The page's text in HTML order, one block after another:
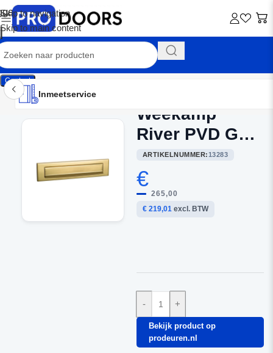
Skip to navigation
Skip to main content
Contact
Inmeetservice
Montageservice
Advies op maat
Showroom
Inmeetservice
Weekamp
River PVD Gold
ARTIKELNUMMER:13283
€
265,00
€ 219,01excl. BTW
- +
Bekijk product op
prodeuren.nl